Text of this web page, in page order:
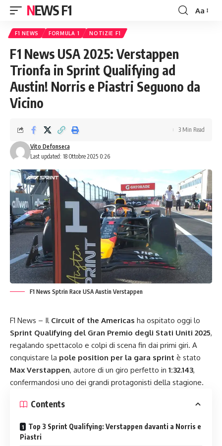
NEWS F1
Font
Aa
F1 NEWS FORMULA 1 NOTIZIE F1
F1 News USA 2025: Verstappen
Trionfa in Sprint Qualifying ad
Austin! Norris e Piastri Seguono da
Vicino
Last updated: 18 Ottobre 2025 0:26
Vito Defonseca
3 Min Read
F1 News Sptrin Race USA Austin Verstappen
F1 News – Il Circuit of the Americas ha ospitato oggi lo
Sprint Qualifying del Gran Premio degli Stati Uniti 2025,
regalando spettacolo e colpi di scena fin dai primi giri. A
conquistare la pole position per la gara sprint è stato
Max Verstappen, autore di un giro perfetto in 1:32.143,
confermandosi uno dei grandi protagonisti della stagione.
Contents
Top 3 Sprint Qualifying: Verstappen davanti a Norris e
Piastri